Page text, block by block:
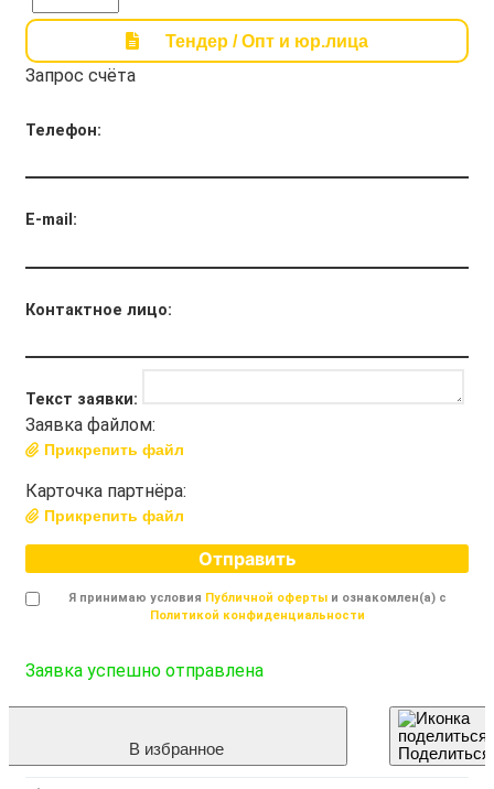
Тендер / Опт и юр.лица
Запрос счёта
Телефон:
E-mail:
Контактное лицо:
Текст заявки:
Заявка файлом:
Прикрепить файл
Карточка партнёра:
Прикрепить файл
Отправить
Я принимаю условия Публичной офертыи ознакомлен(а) с
Политикой конфиденциальности
Заявка успешно отправлена
В избранное Поделиться